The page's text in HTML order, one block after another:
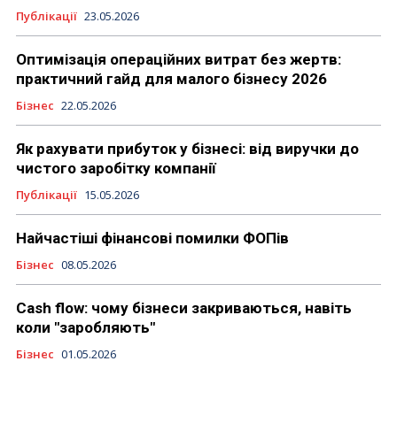
Публікації 23.05.2026
Оптимізація операційних витрат без жертв:
практичний гайд для малого бізнесу 2026
Бізнес 22.05.2026
Як рахувати прибуток у бізнесі: від виручки до
чистого заробітку компанії
Публікації 15.05.2026
Найчастіші фінансові помилки ФОПів
Бізнес 08.05.2026
Cash flow: чому бізнеси закриваються, навіть
коли "заробляють"
Бізнес 01.05.2026